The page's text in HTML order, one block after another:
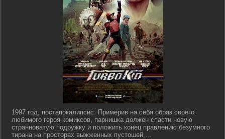
1997 год, постапокалипсис. Примерив на себя образ своего
любимого героя комиксов, парнишка должен спасти новую
странноватую подружку и положить конец правлению безумного
тирана на просторах выжженных пустошей....